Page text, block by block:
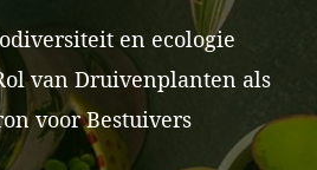
en ecologie
van Druivenplanten als
voor Bestuivers